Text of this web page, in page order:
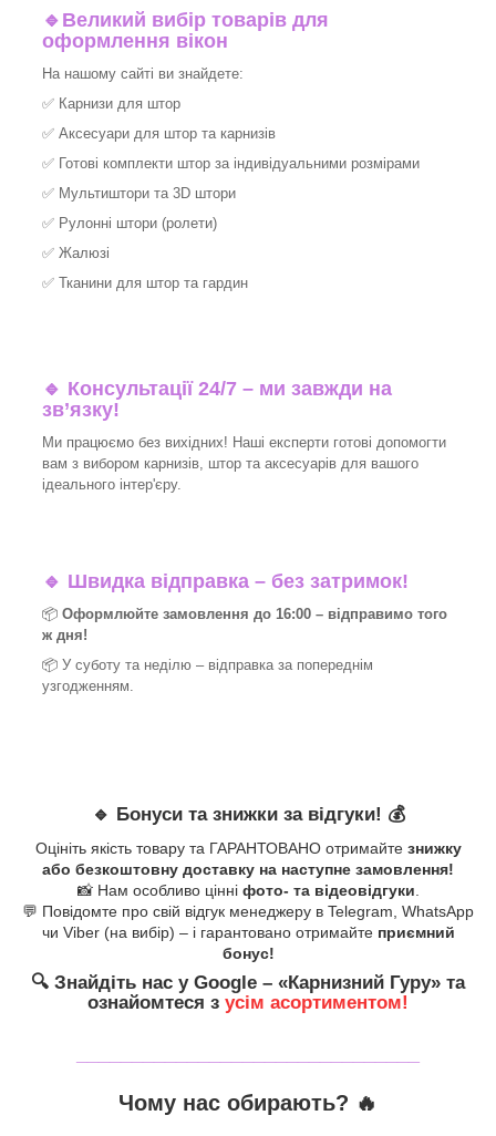
🔹 Великий вибір товарів для
оформлення вікон
На нашому сайті ви знайдете:
✅ Карнизи для штор
✅ Аксесуари для штор та карнизів
✅ Готові комплекти штор за індивідуальними розмірами
✅ Мультиштори та 3D штори
✅ Рулонні штори (ролети)
✅ Жалюзі
✅ Тканини для штор та гардин
🔹 Консультації 24/7 – ми завжди на
зв’язку!
Ми працюємо без вихідних! Наші експерти готові допомогти
вам з вибором карнизів, штор та аксесуарів для вашого
ідеального інтер'єру.​
🔹 Швидка відправка – без затримок!
📦 Оформлюйте замовлення до 16:00 – відправимо того
ж дня!
📦 У суботу та неділю – відправка за попереднім
узгодженням.
🔹 Бонуси та знижки за відгуки! 💰
Оцініть якість товару та ГАРАНТОВАНО отримайте знижку
або безкоштовну доставку на наступне замовлення!
📸 Нам особливо цінні фото- та відеовідгуки
💬 Повідомте про свій відгук менеджеру в Telegram, WhatsApp
чи Viber (на вибір) – і гарантовано отримайте приємний
бонус!
🔍 Знайдіть нас у Google – «Карнизний Гуру» та
ознайомтеся з усім асортиментом!
Чому нас обирають? 🔥